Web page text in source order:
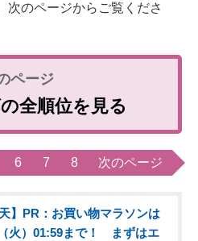
のページからご覧くださ
全順位を見る
6 7 8 次のページ
天】PR：お買い物マラソンは
火）01:59まで！ まずはエ